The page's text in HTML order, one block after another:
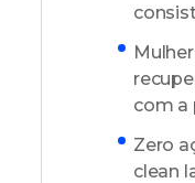
com a
Zero
clean